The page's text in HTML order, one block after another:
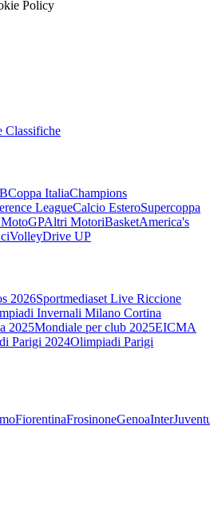
Policy
Classifiche
Coppa ItaliaChampions
LeagueCalcio EsteroSupercoppa
MotoGPAltri MotoriBasketAmerica's
VolleyDrive UP
2026Sportmediaset Live Riccione
Invernali Milano Cortina
2025Mondiale per club 2025EICMA
Parigi 2024Olimpiadi Parigi
FiorentinaFrosinoneGenoaInter